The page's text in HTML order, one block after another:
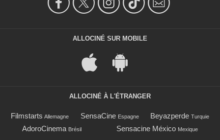
ALLOCINÉ SUR MOBILE
ALLOCINÉ À L'ÉTRANGER
Filmstarts Allemagne SensaCine Espagne Beyazperde Turquie
AdoroCinema Brésil Sensacine México Mexique